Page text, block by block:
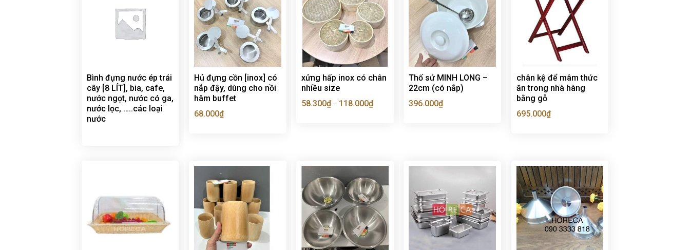
Bình đựng nước ép trái
cây [8 LÍT], bia, cafe,
nước ngọt, nước có ga,
nước lọc, …..các loại
nước
Hủ đựng cồn [inox] có
nắp đậy, dùng cho nồi
hâm buffet
68.000₫
xửng hấp inox có chân
nhiều size
58.300₫– 118.000₫
Thố sứ MINH LONG –
22cm (có nắp)
396.000₫
chân kệ để mâm thức
ăn trong nhà hàng
bằng gỗ
695.000₫